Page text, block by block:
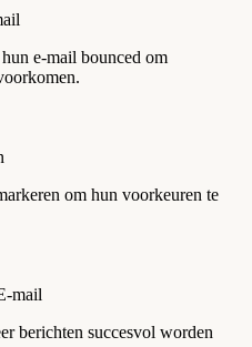
e-mail bounced om
om hun voorkeuren te
mail
berichten succesvol worden